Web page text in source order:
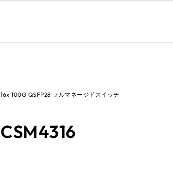
16x 100G QSFP28 フルマネージドスイッチ
CSM4316